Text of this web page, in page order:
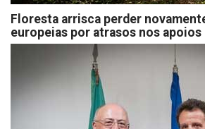
Floresta arrisca perder
europeias por atrasos nos apoios